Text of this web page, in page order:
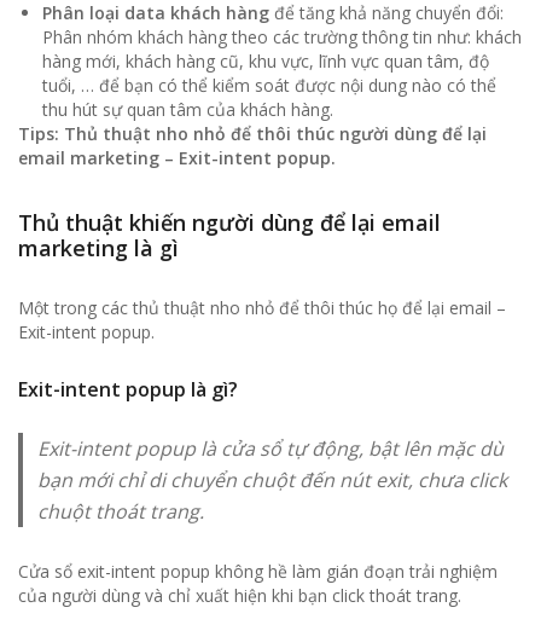
Phân loại data khách hàng để tăng khả năng chuyển đổi:
Phân nhóm khách hàng theo các trường thông tin như: khách
hàng mới, khách hàng cũ, khu vực, lĩnh vực quan tâm, độ
tuổi, … để bạn có thể kiểm soát được nội dung nào có thể
thu hút sự quan tâm của khách hàng.
Tips: Thủ thuật nho nhỏ để thôi thúc người dùng để lại
email marketing – Exit-intent popup.
Thủ thuật khiến người dùng để lại email
marketing là gì
Một trong các thủ thuật nho nhỏ để thôi thúc họ để lại email –
Exit-intent popup.
Exit-intent popup là gì?
Exit-intent popup là cửa sổ tự động, bật lên mặc dù
bạn mới chỉ di chuyển chuột đến nút exit, chưa click
chuột thoát trang.
Cửa sổ exit-intent popup không hề làm gián đoạn trải nghiệm
của người dùng và chỉ xuất hiện khi bạn click thoát trang.